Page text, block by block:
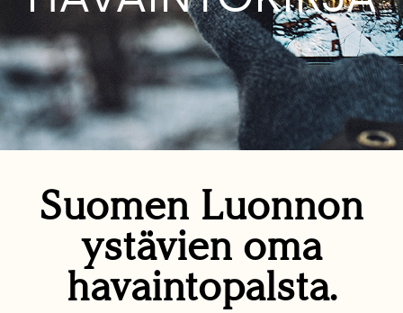
Suomen Luonnon
ystävien oma
havaintopalsta.